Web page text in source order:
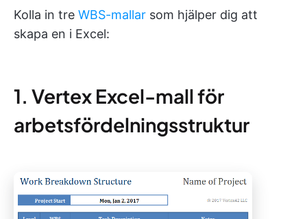
Kolla in tre WBS-mallar som hjälper dig att
skapa en i Excel:
1. Vertex Excel-mall för
arbetsfördelningsstruktur